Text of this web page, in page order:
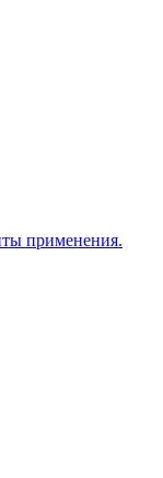
применения.